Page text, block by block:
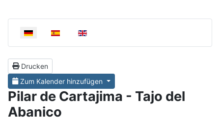
Select your language
Drucken
Zum Kalender hinzufügen
Pilar de Cartajima - Tajo del
Abanico